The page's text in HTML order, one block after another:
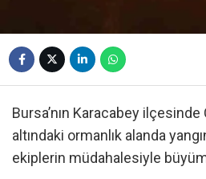
Bursa’nın Karacabey ilçesinde
altındaki ormanlık alanda
ekiplerin müdahalesiyle